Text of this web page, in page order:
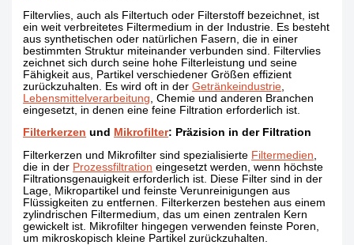
Filtervlies, auch als Filtertuch oder Filterstoff bezeichnet, ist
ein weit verbreitetes Filtermedium in der Industrie. Es besteht
aus synthetischen oder natürlichen Fasern, die in einer
bestimmten Struktur miteinander verbunden sind. Filtervlies
zeichnet sich durch seine hohe Filterleistung und seine
Fähigkeit aus, Partikel verschiedener Größen effizient
zurückzuhalten. Es wird oft in derGetränkeindustrie
Lebensmittelverarbeitung , Chemie und anderen Branchen
eingesetzt, in denen eine feine Filtration erforderlich ist.
Filterkerzen und Mikrofilter: Präzision in der Filtration
Filterkerzen und Mikrofilter sind spezialisierte Filtermedien
die in der Prozessfiltration eingesetzt werden, wenn höchste
Filtrationsgenauigkeit erforderlich ist. Diese Filter sind in der
Lage, Mikropartikel und feinste Verunreinigungen aus
Flüssigkeiten zu entfernen. Filterkerzen bestehen aus einem
zylindrischen Filtermedium, das um einen zentralen Kern
gewickelt ist. Mikrofilter hingegen verwenden feinste Poren,
um mikroskopisch kleine Partikel zurückzuhalten.